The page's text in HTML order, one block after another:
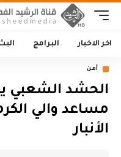
اخر الاخبار البرامج
أمن
الحشد الشعبي
مساعد والي
الأنبار